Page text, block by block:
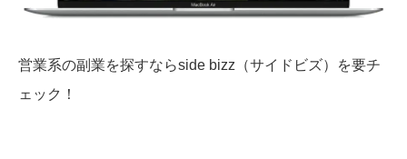
営業系の副業を探すならside bizz（サイドビズ）を要チ
ェック！